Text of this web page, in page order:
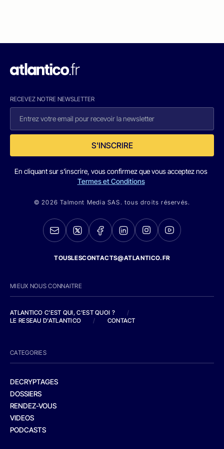
RECEVEZ NOTRE NEWSLETTER
S'INSCRIRE
En cliquant sur s'inscrire, vous confirmez que vous acceptez nos
Termes et Conditions
© 2026 Talmont Media SAS. tous droits réservés.
TOUSLESCONTACTS@ATLANTICO.FR
MIEUX NOUS CONNAITRE
ATLANTICO C'EST QUI, C'EST QUOI ?
/
LE RESEAU D'ATLANTICO
/ CONTACT
CATEGORIES
DECRYPTAGES
DOSSIERS
RENDEZ-VOUS
VIDEOS
PODCASTS